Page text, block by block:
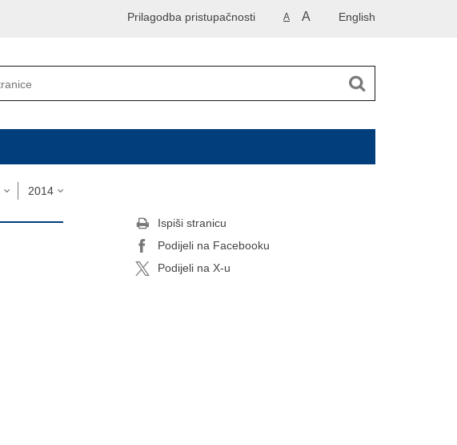
English
A A
Prilagodba pristupačnosti
2014
Ispiši stranicu
Podijeli na Facebooku
Podijeli na X-u